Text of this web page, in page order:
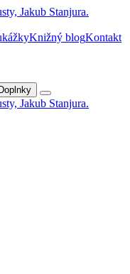
Knižný blogKontakt
Doplnky